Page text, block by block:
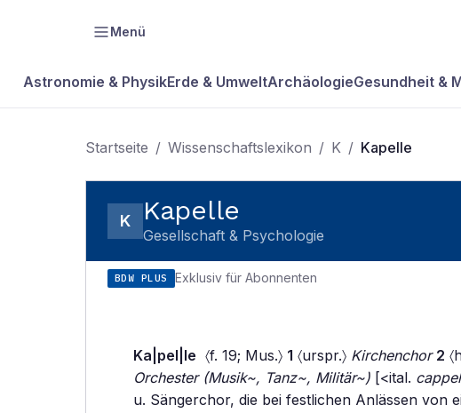
Menü
Astronomie & PhysikErde & UmweltArchäologieGesundheit &
Startseite / Wissenschaftslexikon / K / Kapelle
K Kapelle
Gesellschaft & Psychologie
BDW PLUS Exklusiv für Abonnenten
Ka|pel|le 〈f. 19; Mus.〉 1 〈urspr.〉 Kirchenchor 2
Orchester (Musik~, Tanz~, Militär~) [<ital.
u. Sängerchor, die bei festlichen Anlässen von